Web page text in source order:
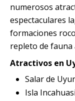
numerosos
espectaculares
formaciones
repleto de
Atractivos en
Salar de
Isla